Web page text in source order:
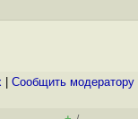
Cообщить модератору